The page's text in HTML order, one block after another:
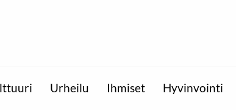
Urheilu Ihmiset Hyvinvointi